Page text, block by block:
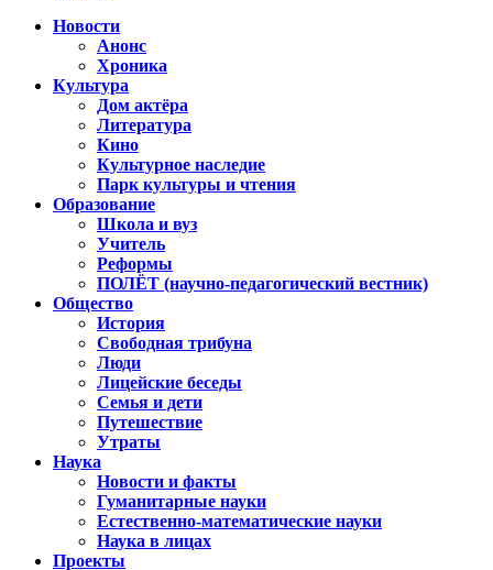
Новости
Анонс
Хроника
Культура
Дом актёра
Литература
Кино
Культурное наследие
Парк культуры и чтения
Образование
Школа и вуз
Учитель
Реформы
ПОЛЁТ (научно-педагогический вестник)
Общество
История
Свободная трибуна
Люди
Лицейские беседы
Семья и дети
Путешествие
Утраты
Наука
Новости и факты
Гуманитарные науки
Естественно-математические науки
Наука в лицах
Проекты